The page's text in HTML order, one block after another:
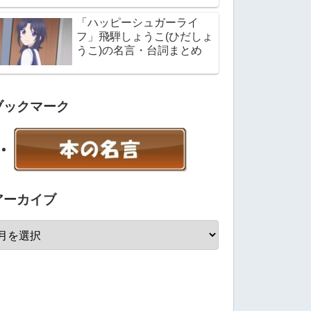
「ハッピーシュガーライ
フ」飛騨しょうこ(ひだしょ
うこ)の名言・台詞まとめ
ックマーク
ーカイブ